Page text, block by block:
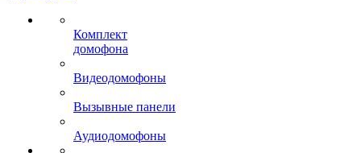
Комплект
домофона
Видеодомофоны
Вызывные панели
Аудиодомофоны